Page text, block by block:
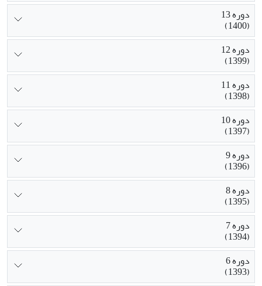
دوره 13
(1400)
دوره 12
(1399)
دوره 11
(1398)
دوره 10
(1397)
دوره 9
(1396)
دوره 8
(1395)
دوره 7
(1394)
دوره 6
(1393)